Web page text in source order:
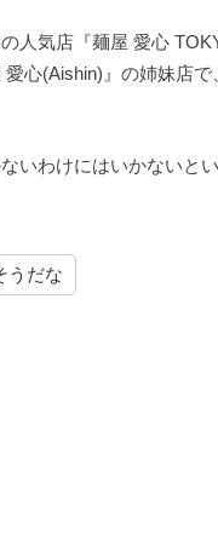
人気店『麺屋 愛心
心(Aishin)』の姉妹店
いわけにはいかないと
うだな